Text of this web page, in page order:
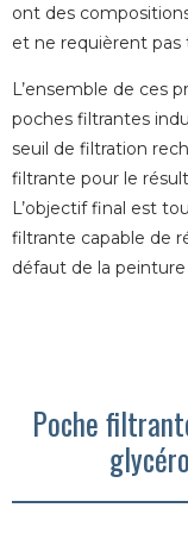
ont des
et ne requièrent
L’ensemble de ces
poches filtrantes
seuil de filtration
filtrante pour le
L’objectif final est
filtrante capable de
défaut de la peinture
Poche